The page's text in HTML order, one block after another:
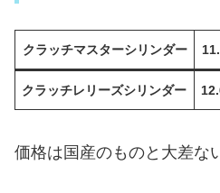
クラッチマスターシリンダー
クラッチレリーズシリンダー
価格は国産のものと大差な